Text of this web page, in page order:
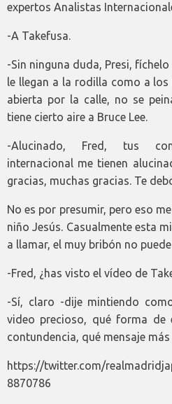
expertos Analistas
-A Takefusa.
-Sin ninguna duda, Presi,
le llegan a la rodilla como a
abierta por la calle, no se
tiene cierto aire a Bruce Lee.
-Alucinado, Fred, tus
internacional me tienen
gracias, muchas gracias. Te
No es por presumir, pero eso
niño Jesús. Casualmente esta
a llamar, el muy bribón no
-Fred, ¿has visto el vídeo de
-Sí, claro -dije mintiendo
video precioso, qué forma de
contundencia, qué mensaje
https://twitter.com/
8870786